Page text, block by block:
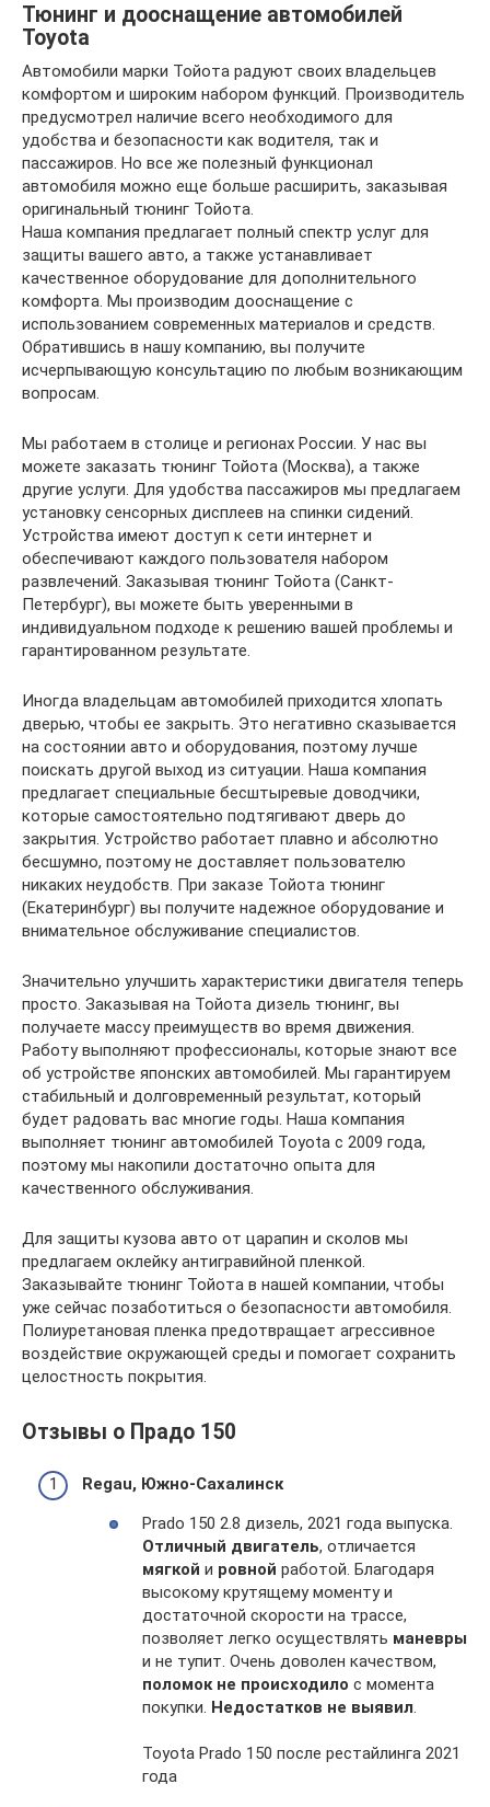
Тюнинг и дооснащение автомобилей
Toyota
Автомобили марки Тойота радуют своих владельцев
комфортом и широким набором функций. Производитель
предусмотрел наличие всего необходимого для
удобства и безопасности как водителя, так и
пассажиров. Но все же полезный функционал
автомобиля можно еще больше расширить, заказывая
оригинальный тюнинг Тойота.
Наша компания предлагает полный спектр услуг для
защиты вашего авто, а также устанавливает
качественное оборудование для дополнительного
комфорта. Мы производим дооснащение с
использованием современных материалов и средств.
Обратившись в нашу компанию, вы получите
исчерпывающую консультацию по любым возникающим
вопросам.
Мы работаем в столице и регионах России. У нас вы
можете заказать тюнинг Тойота (Москва), а также
другие услуги. Для удобства пассажиров мы предлагаем
установку сенсорных дисплеев на спинки сидений.
Устройства имеют доступ к сети интернет и
обеспечивают каждого пользователя набором
развлечений. Заказывая тюнинг Тойота (Санкт-
Петербург), вы можете быть уверенными в
индивидуальном подходе к решению вашей проблемы и
гарантированном результате.
Иногда владельцам автомобилей приходится хлопать
дверью, чтобы ее закрыть. Это негативно сказывается
на состоянии авто и оборудования, поэтому лучше
поискать другой выход из ситуации. Наша компания
предлагает специальные бесштыревые доводчики,
которые самостоятельно подтягивают дверь до
закрытия. Устройство работает плавно и абсолютно
бесшумно, поэтому не доставляет пользователю
никаких неудобств. При заказе Тойота тюнинг
(Екатеринбург) вы получите надежное оборудование и
внимательное обслуживание специалистов.
Значительно улучшить характеристики двигателя теперь
просто. Заказывая на Тойота дизель тюнинг, вы
получаете массу преимуществ во время движения.
Работу выполняют профессионалы, которые знают все
об устройстве японских автомобилей. Мы гарантируем
стабильный и долговременный результат, который
будет радовать вас многие годы. Наша компания
выполняет тюнинг автомобилей Toyota с 2009 года,
поэтому мы накопили достаточно опыта для
качественного обслуживания.
Для защиты кузова авто от царапин и сколов мы
предлагаем оклейку антигравийной пленкой.
Заказывайте тюнинг Тойота в нашей компании, чтобы
уже сейчас позаботиться о безопасности автомобиля.
Полиуретановая пленка предотвращает агрессивное
воздействие окружающей среды и помогает сохранить
целостность покрытия.
Отзывы о Прадо 150
Regau, Южно-Сахалинск
Prado 150 2.8 дизель, 2021 года выпуска.
Отличный двигатель, отличается
мягкой и ровной работой. Благодаря
высокому крутящему моменту и
достаточной скорости на трассе,
позволяет легко осуществлять маневры
и не тупит. Очень доволен качеством,
поломок не происходило с момента
покупки. Недостатков не выявил.
Toyota Prado 150 после рестайлинга 2021
года